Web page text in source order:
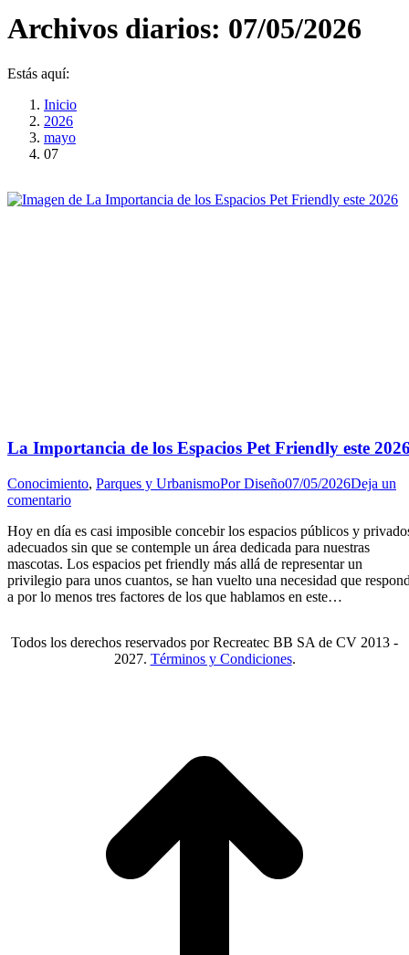
opens
in
window
opens
in
window
opens
in
window
opens
in
window
Archivos diarios: 07/05/2026
Estás aquí:
Inicio
2026
mayo
07
La Importancia de los Espacios Pet Friendly este
Conocimiento, Parques y UrbanismoPorDiseño07/05/2026Deja un
comentario
Hoy en día es casi imposible concebir los espacios públicos y
adecuados sin que se contemple un área dedicada para nuestras
mascotas. Los espacios pet friendly más allá de representar un
privilegio para unos cuantos, se han vuelto una necesidad que
a por lo menos tres factores de los que hablamos en este…
Todos los derechos reservados por Recreatec BB SA de CV 2013 -
2027. Términos y Condiciones.